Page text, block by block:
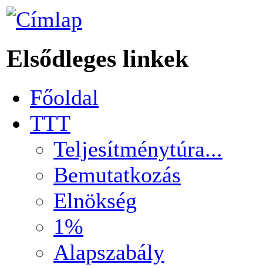
Elsődleges linkek
Főoldal
TTT
Teljesítménytúra...
Bemutatkozás
Elnökség
1%
Alapszabály